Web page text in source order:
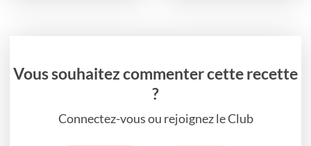
Vous souhaitez commenter cette recette
?
Connectez-vous ou rejoignez le Club